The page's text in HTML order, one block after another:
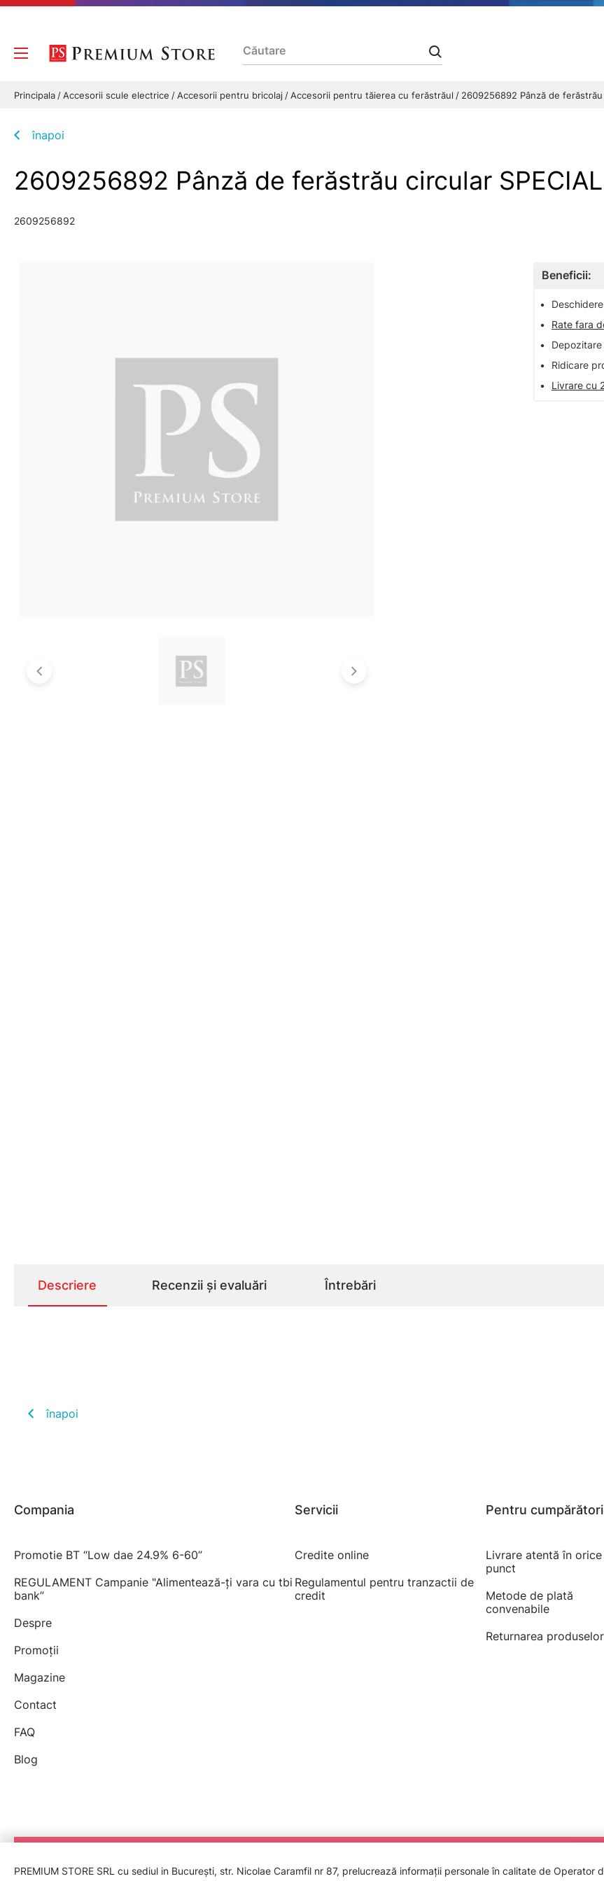
Principala Accesorii scule electrice Accesorii pentru bricolaj Accesorii pentru tăierea cu ferăstrăul 2609256892 Pânză de ferăstrău
înapoi
2609256892 Pânză de ferăstrău circular SPECIAL
2609256892
Beneficii:
•
•
Rate fara
•
•
Ridicare
•
Livrare cu
Descriere Recenzii și evaluări Întrebări
înapoi
Compania
Promotie BT “Low dae 24.9% 6-60”
REGULAMENT Campanie "Alimentează-ți vara cu tbi
bank”
Despre
Promoții
Magazine
Contact
FAQ
Blog
Servicii
Credite online
Regulamentul pentru tranzactii de
credit
Pentru cumpărători
Livrare atentă în orice
punct
Metode de plată
convenabile
Returnarea produselor
PREMIUM STORE SRL cu sediul in București, str. Nicolae Caramfil nr 87, prelucrează informații personale în calitate de